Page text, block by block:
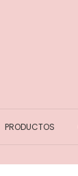
PRODUCTOS